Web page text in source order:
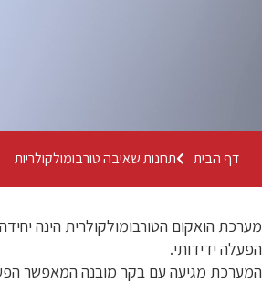
דף הבית תחנות שאיבה טורבומולקולריות
מערכת הואקום הטורבומולקולרית הינה
הפעלה ידידותי.
המערכת מגיעה עם בקר מובנה המאפשר